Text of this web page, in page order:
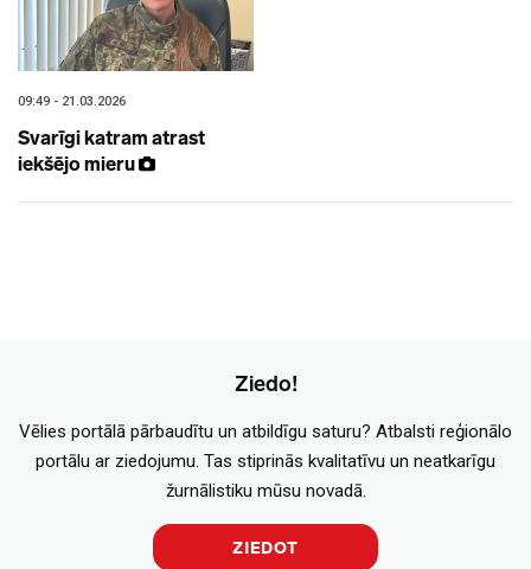
09:49 - 21.03.2026
Svarīgi katram atrast
iekšējo mieru
Ziedo!
Vēlies portālā pārbaudītu un atbildīgu saturu? Atbalsti reģionālo
portālu ar ziedojumu. Tas stiprinās kvalitatīvu un neatkarīgu
žurnālistiku mūsu novadā.
ZIEDOT